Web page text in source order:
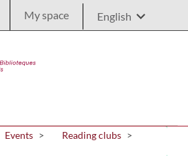
My space
Events
Reading clubs